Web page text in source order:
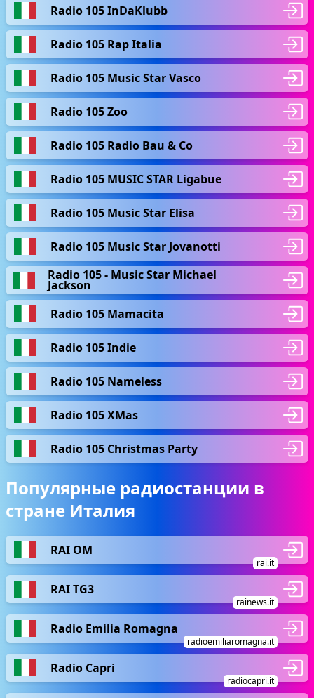
Radio 105 InDaKlubb
Radio 105 Rap Italia
Radio 105 Music Star Vasco
Radio 105 Zoo
Radio 105 Radio Bau & Co
Radio 105 MUSIC STAR Ligabue
Radio 105 Music Star Elisa
Radio 105 Music Star Jovanotti
Radio 105 - Music Star Michael
Jackson
Radio 105 Mamacita
Radio 105 Indie
Radio 105 Nameless
Radio 105 XMas
Radio 105 Christmas Party
Популярные радиостанции в
стране Италия
RAI OM
rai.it
RAI TG3
rainews.it
Radio Emilia Romagna
radioemiliaromagna.it
Radio Capri
radiocapri.it